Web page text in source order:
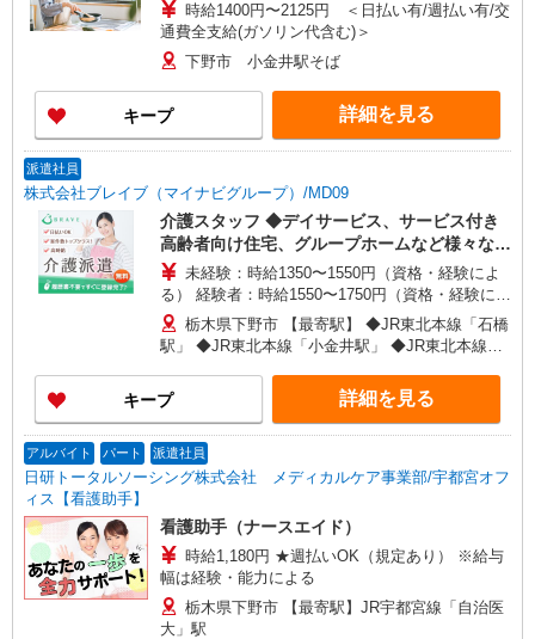
時給1400円〜2125円 ＜日払い有/週払い有/交
通費全支給(ガソリン代含む)＞
下野市 小金井駅そば
キープ 詳細を見る
派遣社員
株式会社ブレイブ（マイナビグループ）/MD09
介護スタッフ ◆デイサービス、サービス付き
高齢者向け住宅、グループホームなど様々な勤
務先から選べます。
未経験：時給1350〜1550円（資格・経験によ
る） 経験者：時給1550〜1750円（資格・経験によ
る） ◎月収例 時給1750円×1日8時間×22日（週5
日）＝30万8000円 ◆昇給あり ◆支払い方法 ※日
払い/週払い/月払い対応も可能です。詳しくは面談
時にご相談ください。 ◆交通費：別途全額支給 ※
当社規定あり
栃木県下野市 【最寄駅】 ◆JR東北本線「石橋
駅」 ◆JR東北本線「小金井駅」 ◆JR東北本線
ます！
キープ 詳細を見る
アルバイト パート 派遣社員
日研トータルソーシング株式会社 メディカルケア事業部/宇都宮オフ
ィス【看護助手】
看護助手（ナースエイド）
時給1,180円 ★週払いOK（規定あり） ※給与
幅は経験・能力による
栃木県下野市 【最寄駅】JR宇都宮線「自治医
大」駅